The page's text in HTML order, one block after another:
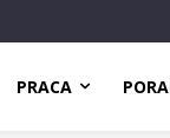
PRACA